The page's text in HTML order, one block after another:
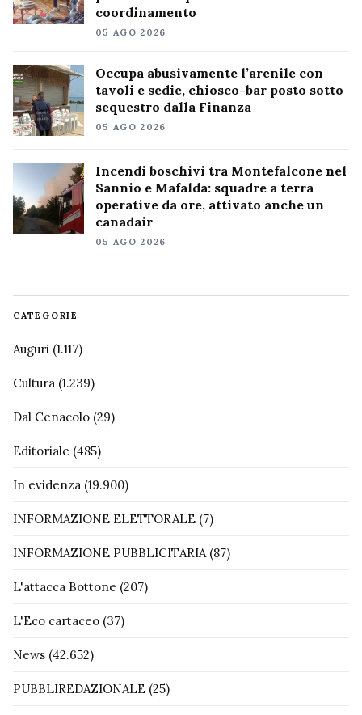
coordinamento
05 AGO 2026
Occupa abusivamente l’arenile con
tavoli e sedie, chiosco-bar posto sotto
sequestro dalla Finanza
05 AGO 2026
Incendi boschivi tra Montefalcone nel
Sannio e Mafalda: squadre a terra
operative da ore, attivato anche un
canadair
05 AGO 2026
CATEGORIE
Auguri (1.117)
Cultura (1.239)
Dal Cenacolo (29)
Editoriale (485)
In evidenza (19.900)
INFORMAZIONE ELETTORALE (7)
INFORMAZIONE PUBBLICITARIA(87)
L'attacca Bottone (207)
L'Eco cartaceo (37)
News (42.652)
PUBBLIREDAZIONALE (25)